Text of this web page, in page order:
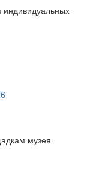
индивидуальных
музея